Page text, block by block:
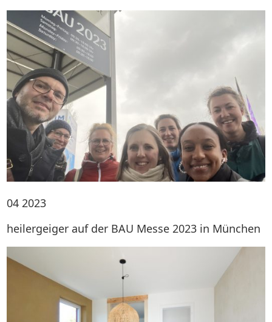
04 2023
heilergeiger auf der BAU Messe 2023 in München